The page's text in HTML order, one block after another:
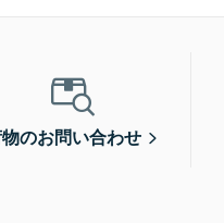
のお問い合わせ